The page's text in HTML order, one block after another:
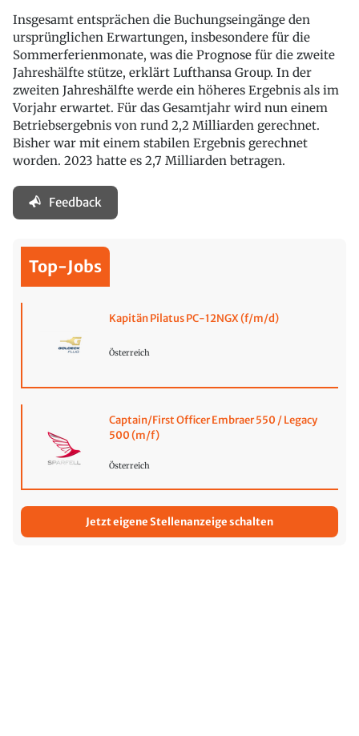
Insgesamt entsprächen die Buchungseingänge den
ursprünglichen Erwartungen, insbesondere für die
Sommerferienmonate, was die Prognose für die zweite
Jahreshälfte stütze, erklärt Lufthansa Group. In der
zweiten Jahreshälfte werde ein höheres Ergebnis als im
Vorjahr erwartet. Für das Gesamtjahr wird nun einem
Betriebsergebnis von rund 2,2 Milliarden gerechnet.
Bisher war mit einem stabilen Ergebnis gerechnet
worden. 2023 hatte es 2,7 Milliarden betragen.
Feedback
Top-Jobs
Kapitän Pilatus PC-12NGX (f/m/d)
Österreich
Captain/First Officer Embraer 550 / Legacy
500 (m/f)
Österreich
Jetzt eigene Stellenanzeige schalten